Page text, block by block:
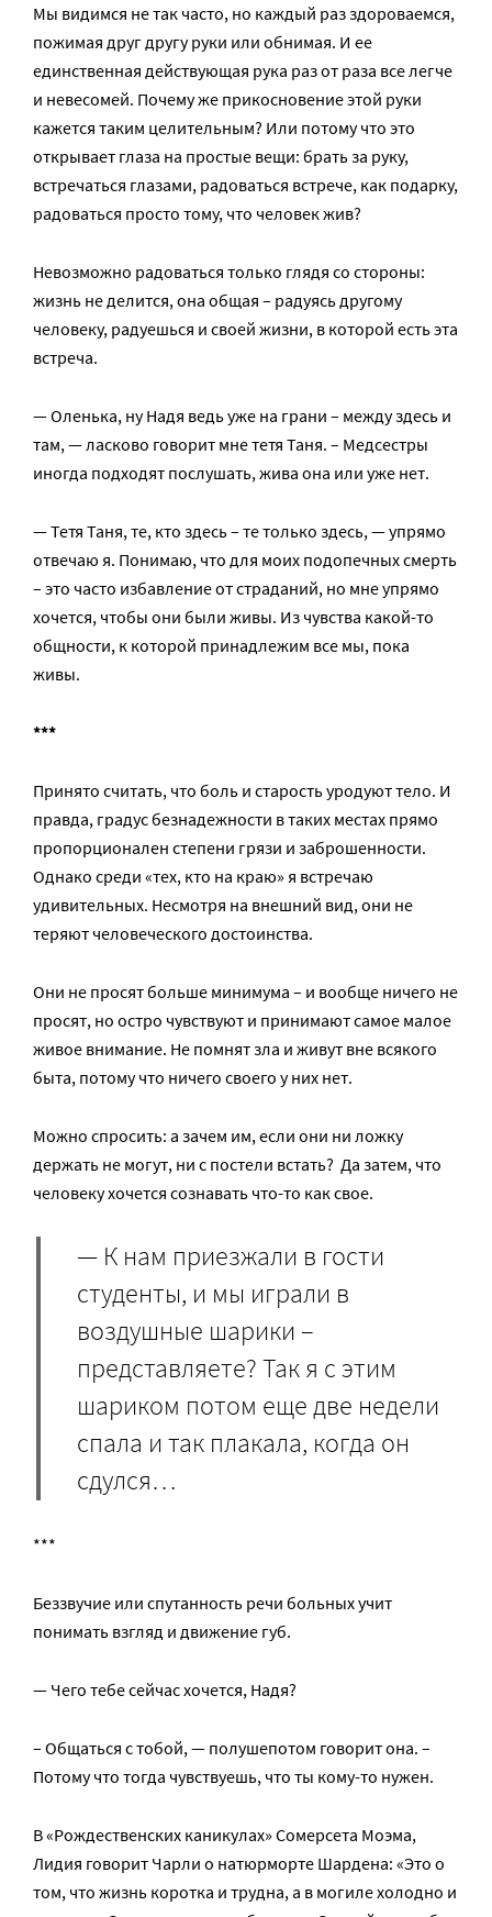
Мы видимся не так часто, но каждый раз здороваемся,
пожимая друг другу руки или обнимая. И ее
единственная действующая рука раз от раза все легче
и невесомей. Почему же прикосновение этой руки
кажется таким целительным? Или потому что это
открывает глаза на простые вещи: брать за руку,
встречаться глазами, радоваться встрече, как подарку,
радоваться просто тому, что человек жив?
Невозможно радоваться только глядя со стороны:
жизнь не делится, она общая – радуясь другому
человеку, радуешься и своей жизни, в которой есть эта
встреча.
— Оленька, ну Надя ведь уже на грани – между здесь и
там, — ласково говорит мне тетя Таня. – Медсестры
иногда подходят послушать, жива она или уже нет.
— Тетя Таня, те, кто здесь – те только здесь, — упрямо
отвечаю я. Понимаю, что для моих подопечных смерть
– это часто избавление от страданий, но мне упрямо
хочется, чтобы они были живы. Из чувства какой-то
общности, к которой принадлежим все мы, пока
живы.
***
Принято считать, что боль и старость уродуют тело. И
правда, градус безнадежности в таких местах прямо
пропорционален степени грязи и заброшенности.
Однако среди «тех, кто на краю» я встречаю
удивительных. Несмотря на внешний вид, они не
теряют человеческого достоинства.
Они не просят больше минимума – и вообще ничего не
просят, но остро чувствуют и принимают самое малое
живое внимание. Не помнят зла и живут вне всякого
быта, потому что ничего своего у них нет.
Можно спросить: а зачем им, если они ни ложку
держать не могут, ни с постели встать? Да затем, что
человеку хочется сознавать что-то как свое.
— К нам приезжали в гости
студенты, и мы играли в
воздушные шарики –
представляете? Так я с этим
шариком потом еще две недели
спала и так плакала, когда он
сдулся…
***
Беззвучие или спутанность речи больных учит
понимать взгляд и движение губ.
— Чего тебе сейчас хочется, Надя?
– Общаться с тобой, — полушепотом говорит она. –
Потому что тогда чувствуешь, что ты кому-то нужен.
В «Рождественских каникулах» Сомерсета Моэма,
Лидия говорит Чарли о натюрморте Шардена: «Это о
том, что жизнь коротка и трудна, а в могиле холодно и